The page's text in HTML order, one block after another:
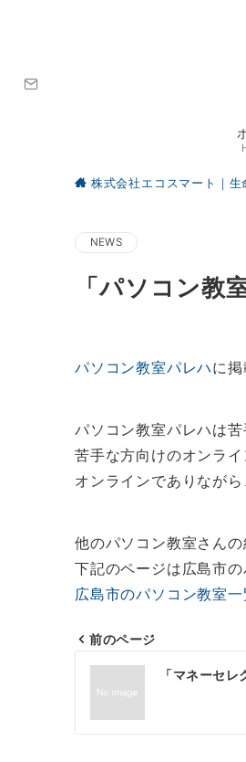
株式会社エコスマート｜生
NEWS
「パソコン教
パソコン教室パレハに掲
パソコン教室パレハは
苦手な方向けのオンラ
オンラインでありなが
他のパソコン教室さん
下記のページは広島市の
広島市のパソコン教室一
投
ナ
前のページ
「マネーセレ